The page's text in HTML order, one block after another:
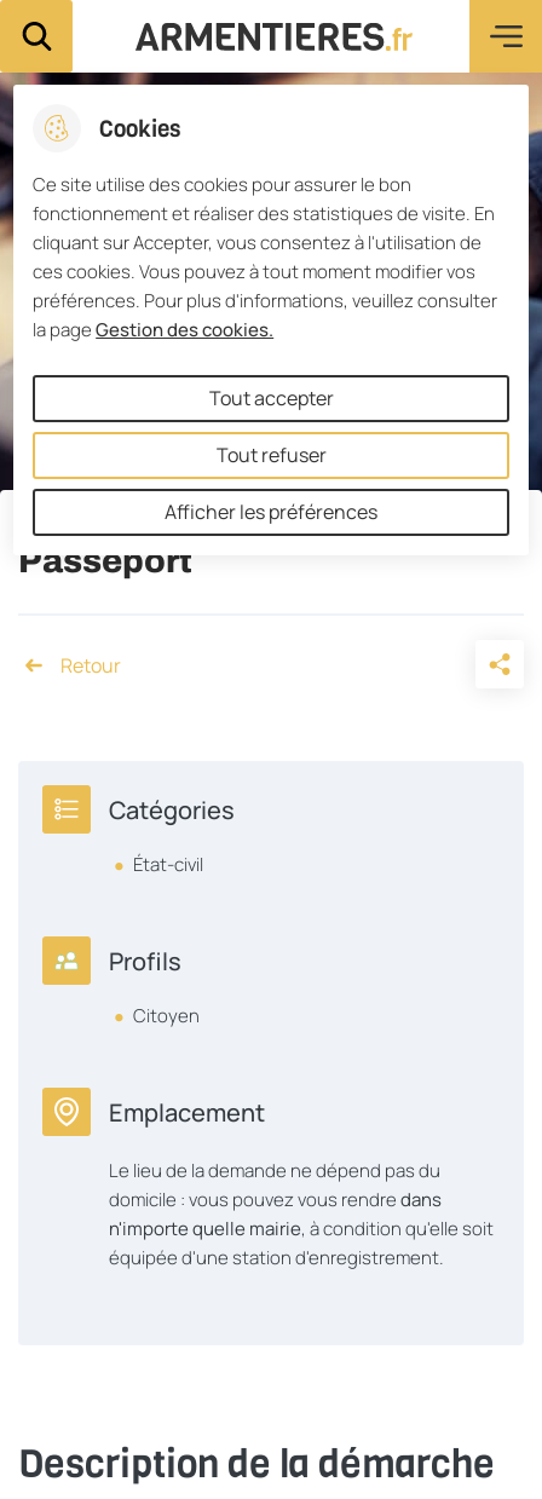
Cookies
Ce site utilise des cookies pour assurer le bon
fonctionnement et réaliser des statistiques de visite. En
cliquant sur Accepter, vous consentez à l'utilisation de
ces cookies. Vous pouvez à tout moment modifier vos
préférences. Pour plus d'informations, veuillez consulter
la pageGestion des cookies.
Afficher les préférences
Tout accepter
Tout refuser
menu
Aller à la
recherche
Aller au
contenu
principal
Consulter
site
Rechercher sur le site
Ville d'Armentières
Passeport
Accueil
Catégories
État-civil
Profils
Citoyen
Emplacement
Le lieu de la demande ne dépend pas du
domicile : vous pouvez vous rendredans
n'importe quelle mairie, à condition qu'elle soit
équipée d'une station d'enregistrement.
Description de la démarche